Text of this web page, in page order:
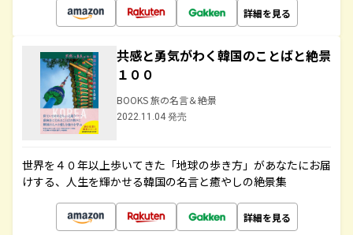
詳細を見る
共感と勇気がわく韓国のことばと絶景
１００
BOOKS 旅の名言＆絶景
2022.11.04 発売
世界を４０年以上歩いてきた「地球の歩き方」があなたにお届
けする、人生を輝かせる韓国の名言と癒やしの絶景集
詳細を見る